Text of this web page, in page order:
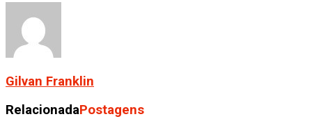
Gilvan Franklin
RelacionadaPostagens